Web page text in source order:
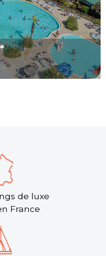
de luxe
France